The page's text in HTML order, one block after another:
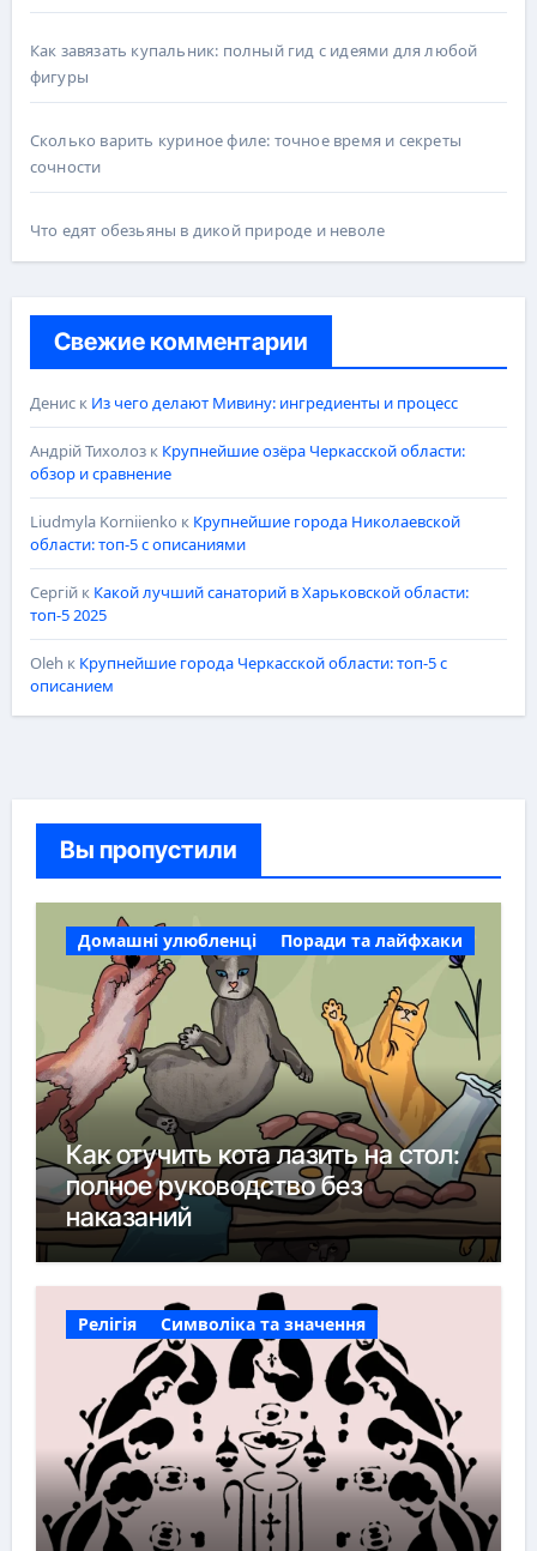
Как завязать купальник: полный гид с идеями для любой
фигуры
Сколько варить куриное филе: точное время и секреты
сочности
Что едят обезьяны в дикой природе и неволе
Свежие комментарии
Дениск Из чего делают Мивину: ингредиенты и процесс
Андрій Тихолозк Крупнейшие озёра Черкасской области:
обзор и сравнение
Liudmyla Korniienko к Крупнейшие города Николаевской
области: топ-5 с описаниями
Сергійк Какой лучший санаторий в Харьковской области:
топ-5 2025
Oleh к Крупнейшие города Черкасской области: топ-5 с
описанием
Вы пропустили
Домашні улюбленці Поради та лайфхаки
Как отучить кота лазить на стол:
полное руководство без
наказаний
Релігія Символіка та значення